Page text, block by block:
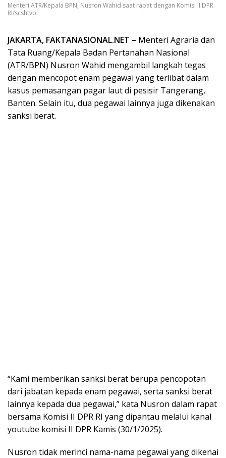
Menteri ATR/Kepala BPN, Nusron Wahid saat rapat dengan Komisi II DPR
RI/scshtvp.
JAKARTA, FAKTANASIONAL.NET – Menteri Agraria dan
Tata Ruang/Kepala Badan Pertanahan Nasional
(ATR/BPN) Nusron Wahid mengambil langkah tegas
dengan mencopot enam pegawai yang terlibat dalam
kasus pemasangan pagar laut di pesisir Tangerang,
Banten. Selain itu, dua pegawai lainnya juga dikenakan
sanksi berat.
“Kami memberikan sanksi berat berupa pencopotan
dari jabatan kepada enam pegawai, serta sanksi berat
lainnya kepada dua pegawai,” kata Nusron dalam rapat
bersama Komisi II DPR RI yang dipantau melalui kanal
youtube komisi II DPR Kamis (30/1/2025).
Nusron tidak merinci nama-nama pegawai yang dikenai